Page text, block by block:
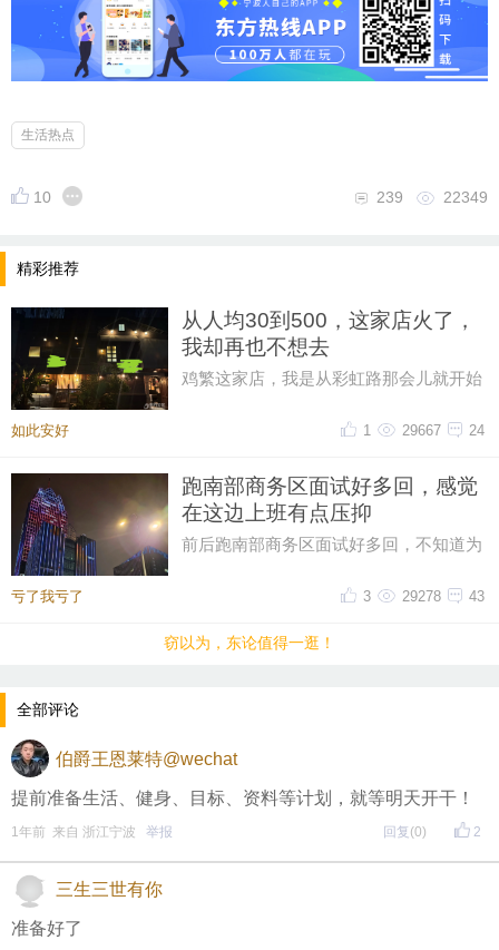
假期余额已不足，且无法充值！明天就要回归工作岗
位了，你是依依不舍 ，还是充满期待？来聊聊你为明
天上班做了哪些“心理建设”吧！是疯狂补觉、大吃一
的心情和计划吧！~
提示：回复之后就能看到红包，点击下方“开”即可领
生活热点
10 22349
239
精彩推荐
从人均30到500，这家店火了，
我却再也不想去
鸡繁这家店，我是从彩虹路那会儿就开始
声再多，我也愿意去，那时候感
如此安好 24
29667
1
跑南部商务区面试好多回，感觉
在这边上班有点压抑
前后跑南部商务区面试好多回，不知道为
片密集写字楼自带压抑感，上下
亏了我亏了 43
29278
3
窃以为，东论值得一逛！
全部评论
伯爵王恩莱特@wechat
提前准备生活、健身、目标、资料等计划，就等明天开干！
2
1年前 来自 浙江宁波 举报 回复 (0)
三生三世有你
准备好了